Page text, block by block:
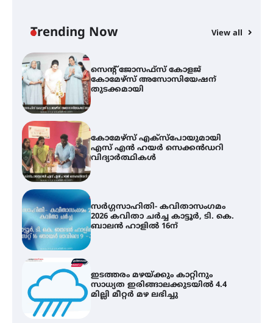
Trending Now View all
വെള്ളിയാഴ്ച സ്‌ക്രീൻ ചെയ്യുന്നു
സെന്റ് ജോസഫ്സ് കോളജ്
കോമേഴ്‌സ് അസോസിയേഷന്
തുടക്കമായി
കോമേഴ്സ് എക്സ്പോയുമായി
എസ് എൻ ഹയർ സെക്കൻഡറി
വിദ്യാർത്ഥികൾ
സർഗ്ഗസാഹിതി- കവിതാസംഗമം
2026 കവിതാ ചർച്ച കാട്ടൂർ, ടി. കെ.
ബാലൻ ഹാളിൽ 16ന്
ഇടത്തരം മഴയ്ക്കും കാറ്റിനും
സാധ്യത ഇരിങ്ങാലക്കുടയിൽ 4.4
മില്ലി മീറ്റർ മഴ ലഭിച്ചു